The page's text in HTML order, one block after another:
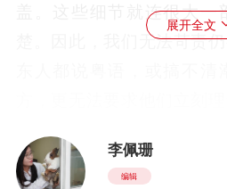
盖。这些细节就连很大一
楚。因此，我们无法苛责
比起地域标签，电影更多成
展开全文
李佩珊
编辑